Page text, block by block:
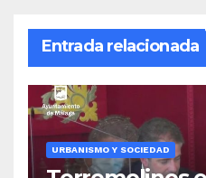
Entrada relacionada
URBANISMO Y SOCIEDAD